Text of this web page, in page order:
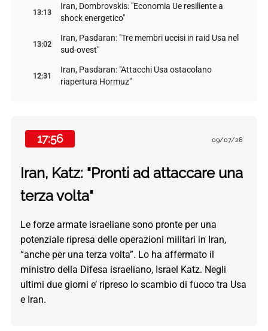
13:13
Iran, Dombrovskis: "Economia Ue resiliente a
shock energetico"
13:02
Iran, Pasdaran: "Tre membri uccisi in raid Usa nel
sud-ovest"
12:31
Iran, Pasdaran: "Attacchi Usa ostacolano
riapertura Hormuz"
17:56 09/07/26
Iran, Katz: "Pronti ad attaccare una
terza volta"
Le forze armate israeliane sono pronte per una
potenziale ripresa delle operazioni militari in Iran,
“anche per una terza volta”. Lo ha affermato il
ministro della Difesa israeliano, Israel Katz. Negli
ultimi due giorni e’ ripreso lo scambio di fuoco tra Usa
e Iran.